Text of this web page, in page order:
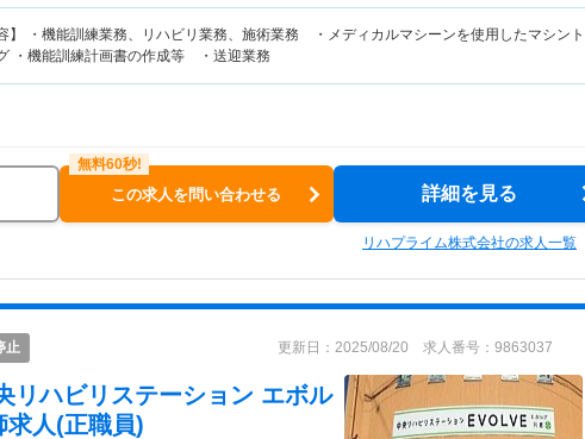
】 ・機能訓練業務、リハビリ業務、施術業務 ・メディカルマシーンを使用したマシント
・機能訓練計画書の作成等 ・送迎業務
この求人を問い合わせる 詳細を見る
リハプライム株式会社の求人一覧
止 更新日：2025/08/20 求人番号：9863037
リハビリステーション エボル
求人(正職員)